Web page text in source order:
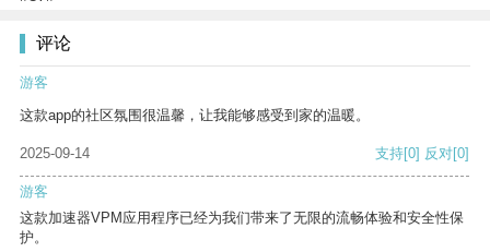
评论
游客
这款app的社区氛围很温馨，让我能够感受到家的温暖。
2025-09-14 支持[0] 反对[0]
游客
这款加速器VPM应用程序已经为我们带来了无限的流畅体验和安全性保
护。